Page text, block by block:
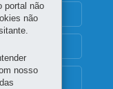
portal não
não
nosso